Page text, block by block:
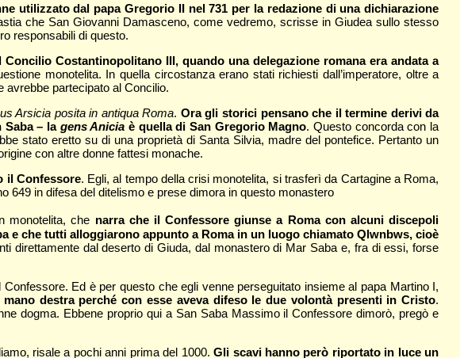
utilizzato dal papa Gregorio II nel 731 per la redazione di una dichiarazione
che San Giovanni Damasceno, come vedremo, scrisse in Giudea sullo stesso
responsabili di questo.
Costantinopolitano III, quando una delegazione romana era andata a
monotelita. In quella circostanza erano stati richiesti dall’imperatore, oltre a
avrebbe partecipato al Concilio.
Arsicia posita in antiqua Roma. Ora gli storici pensano che il termine derivi da
Saba – la gens Anicia è quella di San Gregorio Magno. Questo concorda con la
stato eretto su di una proprietà di Santa Silvia, madre del pontefice. Pertanto un
con altre donne fattesi monache.
il Confessore. Egli, al tempo della crisi monotelita, si trasferì da Cartagine a Roma,
649 in difesa del ditelismo e prese dimora in questo monastero
monotelita, che narra che il Confessore giunse a Roma con alcuni discepoli
e che tutti alloggiarono appunto a Roma in un luogo chiamato Qlwnbws, cioè
direttamente dal deserto di Giuda, dal monastero di Mar Saba e, fra di essi, forse
Ed è per questo che egli venne perseguitato insieme al papa Martino I,
destra perché con esse aveva difeso le due volontà presenti in Cristo.
dogma. Ebbene proprio qui a San Saba Massimo il Confessore dimorò, pregò e
risale a pochi anni prima del 1000.Gli scavi hanno però riportato in luce un